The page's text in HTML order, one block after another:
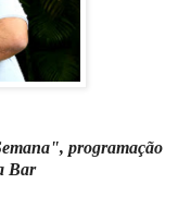
programação
Bar